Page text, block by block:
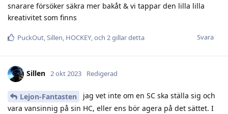
snarare försöker säkra mer bakåt & vi tappar den lilla lilla
kreativitet som finns
Svara
PuckOut,Sillen, HOCKEY, och 2gillar detta
Sillen 2 okt 2023 Redigerad
Lejon-Fantasten
jag vet inte om en SC ska ställa sig och
vara vansinnig på sin HC, eller ens bör agera på det sättet. I